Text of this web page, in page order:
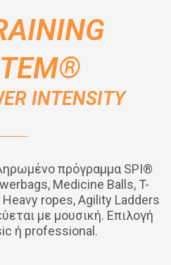
INTENSITY
πρόγραμμα SPI®
Medicine Balls, T-
ropes, Agility Ladders
με μουσική. Επιλογή
ή professional.